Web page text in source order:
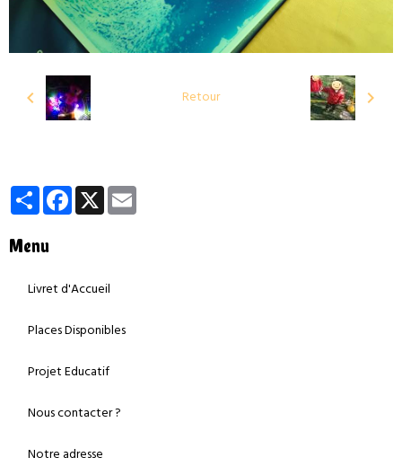
Retour
PartagerFacebook
X
Menu
Livret d'Accueil
Places Disponibles
Projet Educatif
Nous contacter ?
Notre adresse